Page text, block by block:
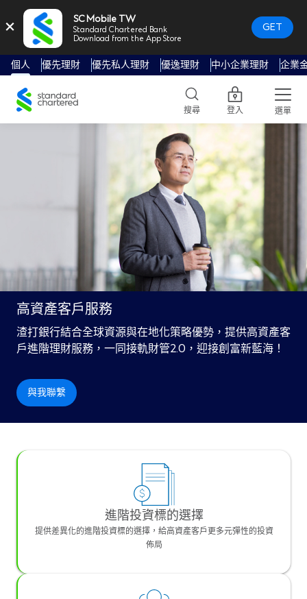
× SC Mobile TW
Standard Chartered Bank
Download from the App Store
GET
個人 優先理財 優先私人理財 優逸理財 中小企業理財 企業
Standard
Chartered
Logo,
搜尋 登入 選單
高資產客戶服務
渣打銀行結合全球資源與在地化策略優勢，提供高資產客
戶進階理財服務，一同接軌財管2.0，迎接創富新藍海！
與我聯繫
進階投資標的選擇
提供差異化的進階投資標的選擇，給高資產客戶更多元彈性的投資
佈局